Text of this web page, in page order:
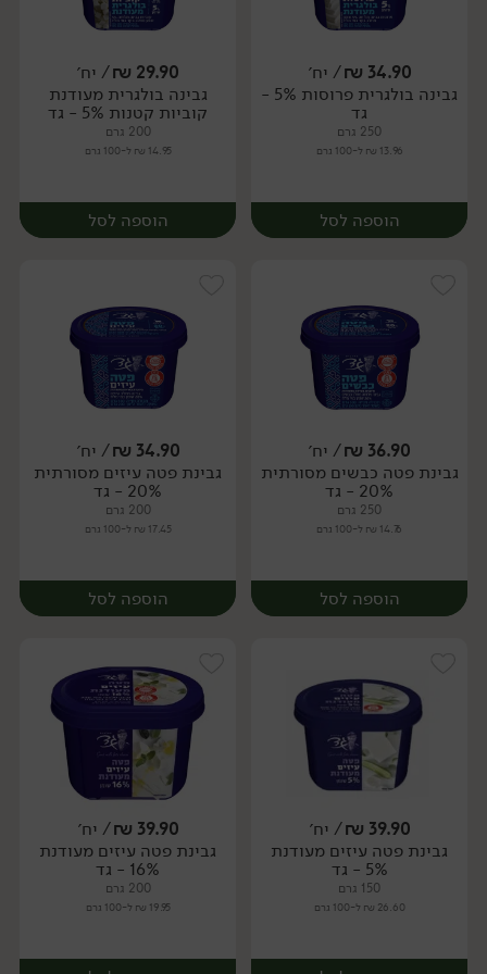
יח׳ יח׳
34.90
₪/ יח׳
גבינה בולגרית פרוסות 5% -
גד
250 גרם
13.96 ₪ ל-100 גרם
הוספה לסל
יח׳
29.90
₪/ יח׳
גבינה בולגרית מעודנת
קוביות קטנות 5% - גד
200 גרם
14.95 ₪ ל-100 גרם
הוספה לסל
יח׳
36.90
₪/ יח׳
גבינת פטה כבשים מסורתית
20% - גד
250 גרם
14.76 ₪ ל-100 גרם
הוספה לסל
יח׳
34.90
₪/ יח׳
גבינת פטה עיזים מסורתית
20% - גד
200 גרם
17.45 ₪ ל-100 גרם
הוספה לסל
יח׳
39.90
₪/ יח׳
גבינת פטה עיזים מעודנת
5% - גד
150 גרם
26.60 ₪ ל-100 גרם
39.90
₪/ יח׳
גבינת פטה עיזים מעודנת
16% - גד
200 גרם
19.95 ₪ ל-100 גרם